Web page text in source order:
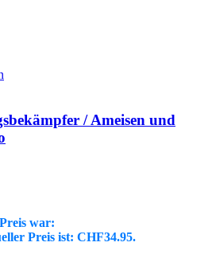
/ Ameisen und
war:
Preis ist: CHF34.95.